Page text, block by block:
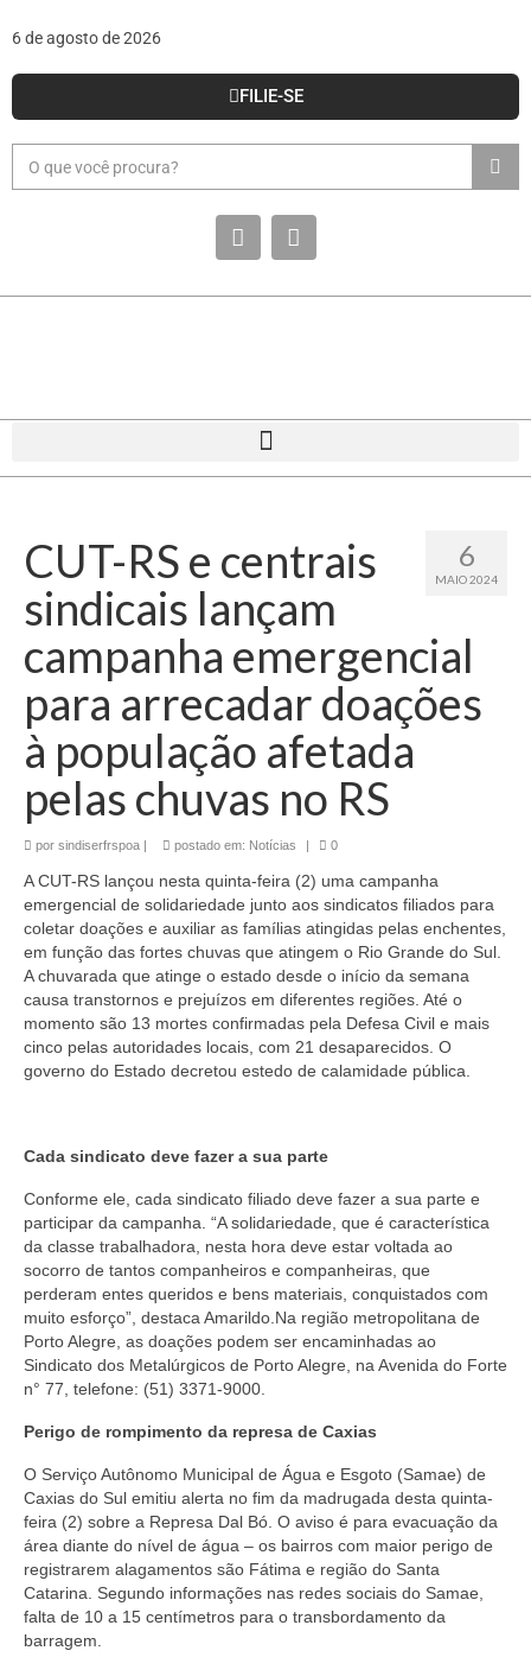
6 de agosto de 2026
FILIE-SE
6
MAIO 2024
CUT-RS e centrais
sindicais lançam
campanha emergencial
para arrecadar doações
à população afetada
pelas chuvas no RS
por sindiserfrspoa | postado em: Notícias | 0
A CUT-RS lançou nesta quinta-feira (2) uma campanha
emergencial de solidariedade junto aos sindicatos filiados para
coletar doações e auxiliar as famílias atingidas pelas enchentes,
em função das fortes chuvas que atingem o Rio Grande do Sul.
A chuvarada que atinge o estado desde o início da semana
causa transtornos e prejuízos em diferentes regiões. Até o
momento são 13 mortes confirmadas pela Defesa Civil e mais
cinco pelas autoridades locais, com 21 desaparecidos. O
governo do Estado decretou estedo de calamidade pública.
Cada sindicato deve fazer a sua parte
Conforme ele, cada sindicato filiado deve fazer a sua parte e
participar da campanha. “A solidariedade, que é característica
da classe trabalhadora, nesta hora deve estar voltada ao
socorro de tantos companheiros e companheiras, que
perderam entes queridos e bens materiais, conquistados com
muito esforço”, destaca Amarildo.Na região metropolitana de
Porto Alegre, as doações podem ser encaminhadas ao
Sindicato dos Metalúrgicos de Porto Alegre, na Avenida do Forte
n° 77, telefone: (51) 3371-9000.
Perigo de rompimento da represa de Caxias
O Serviço Autônomo Municipal de Água e Esgoto (Samae) de
Caxias do Sul emitiu alerta no fim da madrugada desta quinta-
feira (2) sobre a Represa Dal Bó. O aviso é para evacuação da
área diante do nível de água – os bairros com maior perigo de
registrarem alagamentos são Fátima e região do Santa
Catarina. Segundo informações nas redes sociais do Samae,
falta de 10 a 15 centímetros para o transbordamento da
barragem.